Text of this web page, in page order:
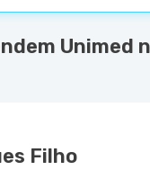
Unimed
Filho